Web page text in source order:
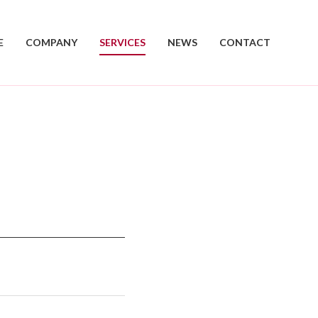
COMPANY SERVICES NEWS CONTACT